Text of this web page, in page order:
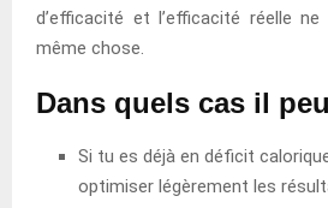
d’efficacité et l’efficacité réelle
même chose.
Dans quels cas il
Si tu es déjà en déficit
optimiser légèrement les